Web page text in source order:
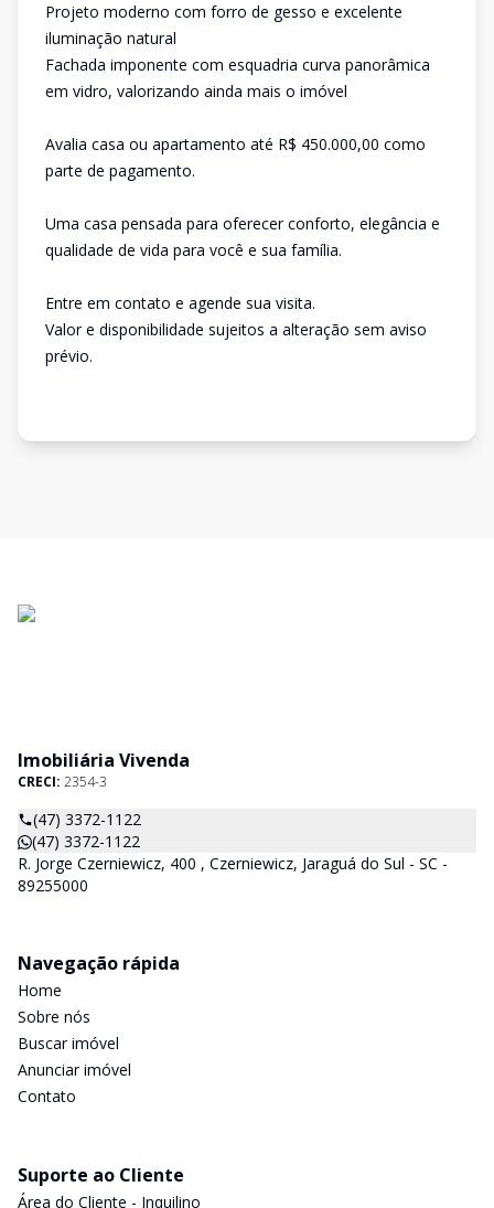
Projeto moderno com forro de gesso e excelente
iluminação natural
Fachada imponente com esquadria curva panorâmica
em vidro, valorizando ainda mais o imóvel
Avalia casa ou apartamento até R$ 450.000,00 como
parte de pagamento.
Uma casa pensada para oferecer conforto, elegância e
qualidade de vida para você e sua família.
Entre em contato e agende sua visita.
Valor e disponibilidade sujeitos a alteração sem aviso
prévio.
Imobiliária Vivenda
CRECI: 2354-3
(47) 3372-1122
(47) 3372-1122
R. Jorge Czerniewicz, 400 , Czerniewicz, Jaraguá do Sul - SC -
89255000
Navegação rápida
Home
Sobre nós
Buscar imóvel
Anunciar imóvel
Contato
Suporte ao Cliente
Área do Cliente - Inquilino